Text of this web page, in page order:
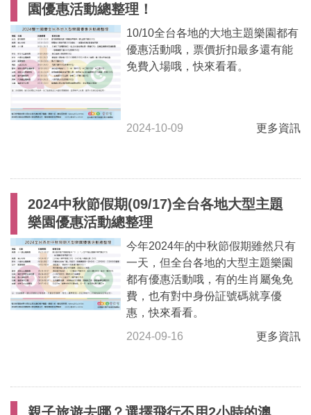
園優惠活動總整理！
10/10全台各地的大地主題樂園都有
優惠活動哦，票價折扣最多還有能
免費入場哦，快來看看。
更多資訊
2024-10-09
2024中秋節假期(09/17)全台各地大型主題
樂園優惠活動總整理
今年2024年的中秋節假期雖然只有
一天，但全台各地的大型主題樂園
都有優惠活動哦，有的生肖屬兔免
費，也有對中身份証號碼就享優
惠，快來看看。
更多資訊
2024-09-16